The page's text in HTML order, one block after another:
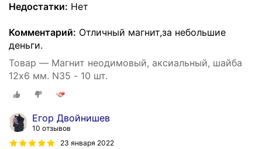
Недостатки: Нет
Комментарий: Отличный магнит,за небольшие
деньги.
Товар — Магнит неодимовый, аксиальный, шайба
12х6 мм. N35 - 10 шт.
Егор Двойнишев
10 отзывов
23 января 2022